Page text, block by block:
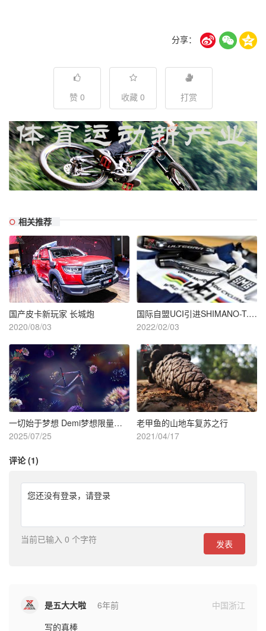
分享：
赞 0 收藏 0 打赏
相关推荐
国产皮卡新玩家 长城炮
2020/08/03
国际自盟UCI引进SHIMANO-T.E.C技师培训项目
2022/02/03
一切始于梦想 Demi梦想限量款S-Works Tarmac SL8车架组
2025/07/25
老甲鱼的山地车复苏之行
2021/04/17
评论 (1)
您还没有登录， 请登录
当前已输入 0 个字符 发表
是五大大啦 6年前
中国浙江
写的真棒